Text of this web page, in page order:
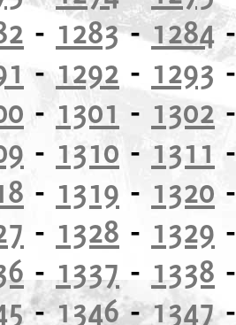
- 1283-1284
- 1292 - 1293
- 1301 - 1302
- 1310 - 1311
- 1319 - 1320
- 1328 - 1329
- 1337 - 1338
-1346-1347